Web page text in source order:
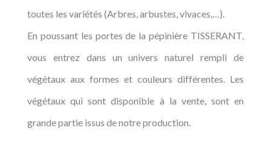
toutes les variétés (Arbres, arbustes, vivaces,…).
En poussant les portes de la pépinière TISSERANT,
vous entrez dans un univers naturel rempli de
végétaux aux formes et couleurs différentes. Les
végétaux qui sont disponible à la vente, sont en
grande partie issus de notre production.